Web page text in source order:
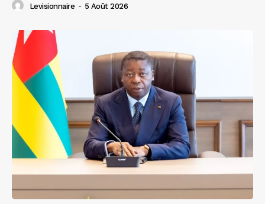
Levisionnaire - 5 Août 2026